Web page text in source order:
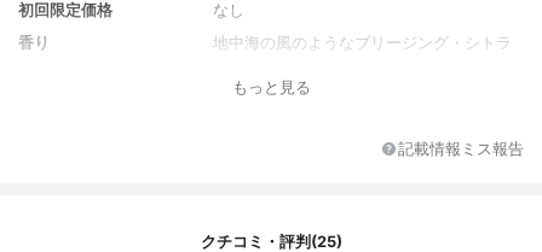
初回限定価格
なし
香り
地中海の風のようなブリージング・シトラ
水、ラウロイルメチルアラニンNa、コカミ
ヘマチン、フムスエキス、ココイル加水分
酸、グリシン、アラニン、セリン、バリ
もっと見る
記載情報ミス報告
クチコミ・評判(25)